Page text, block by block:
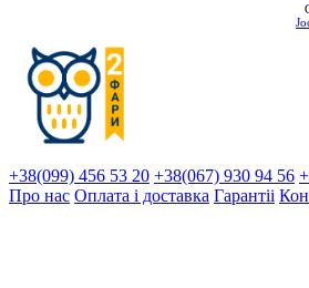
+38(099) 456 53 20 +38(067) 930 94 56
Про нас Оплата і доставка Гарантіi